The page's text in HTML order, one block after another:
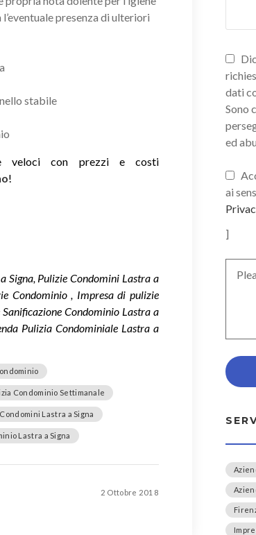
presenza di ulteriori
stabile
veloci con prezzi e costi
!
Signa, Pulizie Condomini Lastra a
Condominio , Impresa di pulizie
Condominio Lastra a
Pulizia Condominiale Lastra a
Condominio Settimanale
Lastra a Signa
Lastra a Signa
2 Ottobre 2018
dati
Sono
ed
ai
]